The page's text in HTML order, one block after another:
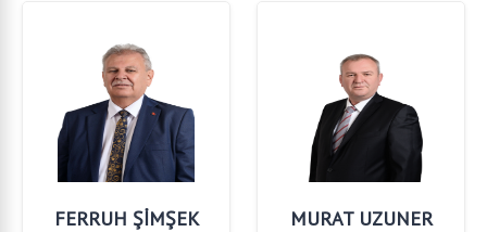
FERRUH ŞİMŞEK MURAT UZUNER